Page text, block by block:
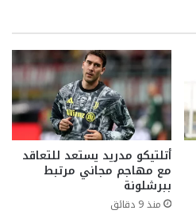
أتلتيكو مدريد يستعد للتعاقد
مع مهاجم مجاني مرتبط
ببرشلونة
منذ 9 دقائق